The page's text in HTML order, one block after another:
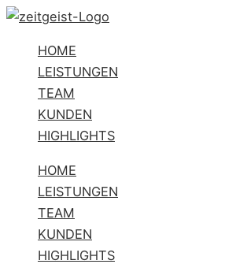
Zum
springen
HOME
LEISTUNGEN
TEAM
KUNDEN
HIGHLIGHTS
HOME
LEISTUNGEN
TEAM
KUNDEN
HIGHLIGHTS
FlyoutName*
E-
Adresse*
Website